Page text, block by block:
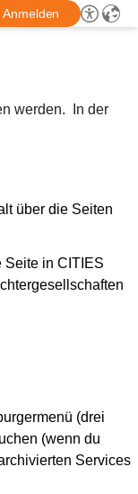
Anmelden
werden.  In der
über die Seiten
Seite in CITIES
(drei
(wenn du
Services